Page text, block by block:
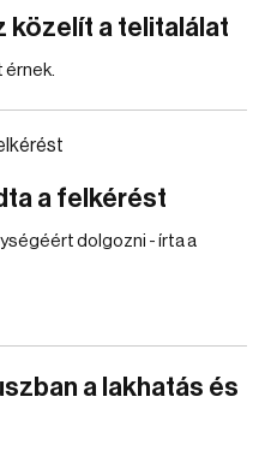
közelít a telitalálat
érnek.
a felkérést
dolgozni - írta a
a lakhatás és